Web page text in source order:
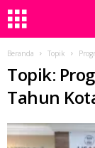
Beranda Topik
Topik:
Tahun